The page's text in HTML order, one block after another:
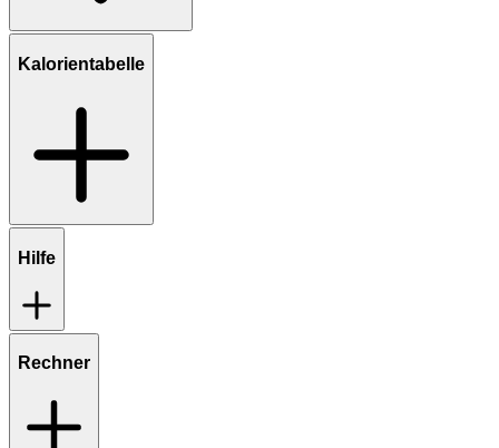
Kalorientabelle
Hilfe
Rechner